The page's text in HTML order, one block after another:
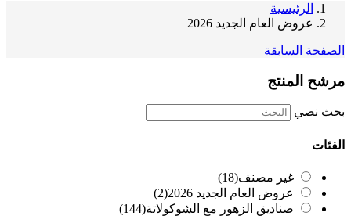
الرئيسية
عروض العام الجديد 2026
الصفحة السابقة
مرشح المنتج
بحث نصي
الفئات
غير مصنف(18)
عروض العام الجديد 2026
(2)
صناديق الزهور مع الشوكولاتة(144)